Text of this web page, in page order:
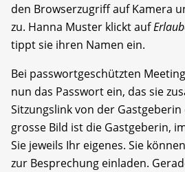
den Browserzugriff auf Kamera
zu. Hanna Muster klickt auf
tippt sie ihren Namen ein.
Bei passwortgeschützten
nun das Passwort ein, das sie
Sitzungslink von der
grosse Bild ist die Gastgeberin,
Sie jeweils Ihr eigenes. Sie
zur Besprechung einladen.